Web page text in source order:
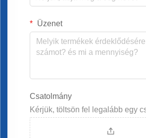
Üzenet
Csatolmány
Kérjük, töltsön fel legalább egy